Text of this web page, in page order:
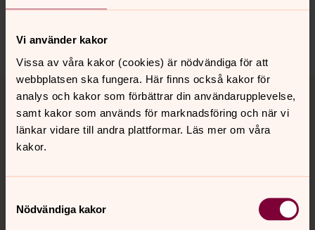
Vi använder kakor
Vissa av våra kakor (cookies) är nödvändiga för att
webbplatsen ska fungera. Här finns också kakor för
analys och kakor som förbättrar din användarupplevelse,
samt kakor som används för marknadsföring och när vi
länkar vidare till andra plattformar. Läs mer om våra
kakor.
Nödvändiga kakor
ronneby.pastorat@svenskakyrkan.se
Dela
Tillbaka till toppen
Tillbaka till innehållet
Kontakt
Kalender